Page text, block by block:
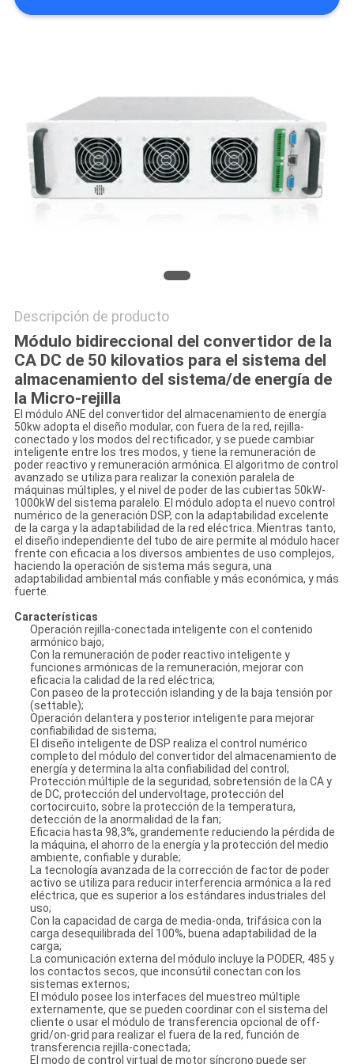
DEL
POLÍTICA
PRIVACIDAD
Descripción de producto
Módulo bidireccional del convertidor de la
CA DC de 50 kilovatios para el sistema del
almacenamiento del sistema/de energía de
la Micro-rejilla
El módulo ANE del convertidor del almacenamiento de energía
50kw adopta el diseño modular, con fuera de la red, rejilla-
conectado y los modos del rectificador, y se puede cambiar
inteligente entre los tres modos, y tiene la remuneración de
poder reactivo y remuneración armónica. El algoritmo de control
avanzado se utiliza para realizar la conexión paralela de
máquinas múltiples, y el nivel de poder de las cubiertas 50kW-
1000kW del sistema paralelo. El módulo adopta el nuevo control
numérico de la generación DSP, con la adaptabilidad excelente
de la carga y la adaptabilidad de la red eléctrica. Mientras tanto,
el diseño independiente del tubo de aire permite al módulo hacer
frente con eficacia a los diversos ambientes de uso complejos,
haciendo la operación de sistema más segura, una
adaptabilidad ambiental más confiable y más económica, y más
fuerte.
Características
Operación rejilla-conectada inteligente con el contenido
armónico bajo;
Con la remuneración de poder reactivo inteligente y
funciones armónicas de la remuneración, mejorar con
eficacia la calidad de la red eléctrica;
Con paseo de la protección islanding y de la baja tensión por
(settable);
Operación delantera y posterior inteligente para mejorar
confiabilidad de sistema;
El diseño inteligente de DSP realiza el control numérico
completo del módulo del convertidor del almacenamiento de
energía y determina la alta confiabilidad del control;
Protección múltiple de la seguridad, sobretensión de la CA y
de DC, protección del undervoltage, protección del
cortocircuito, sobre la protección de la temperatura,
detección de la anormalidad de la fan;
Eficacia hasta 98,3%, grandemente reduciendo la pérdida de
la máquina, el ahorro de la energía y la protección del medio
ambiente, confiable y durable;
La tecnología avanzada de la corrección de factor de poder
activo se utiliza para reducir interferencia armónica a la red
eléctrica, que es superior a los estándares industriales del
uso;
Con la capacidad de carga de media-onda, trifásica con la
carga desequilibrada del 100%, buena adaptabilidad de la
carga;
La comunicación externa del módulo incluye la PODER, 485 y
los contactos secos, que inconsútil conectan con los
sistemas externos;
El módulo posee los interfaces del muestreo múltiple
externamente, que se pueden coordinar con el sistema del
cliente o usar el módulo de transferencia opcional de off-
grid/on-grid para realizar el fuera de la red, función de
transferencia rejilla-conectada;
El modo de control virtual de motor síncrono puede ser